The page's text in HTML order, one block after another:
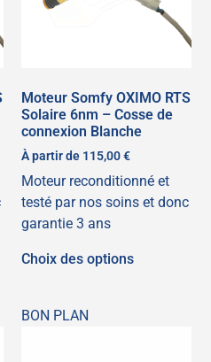
Moteur Somfy OXIMO RTS
Solaire 6nm – Cosse de
connexion Blanche
À partir de 115,00€
Moteur reconditionné et
testé par nos soins et donc
garantie 3 ans
Choix des options
BON PLAN